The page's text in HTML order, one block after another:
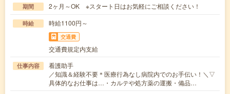
期間 2ヶ月～OK ※スタート日はお気軽にご相談ください！
時給 時給1100円～
交通費
交通費規定内支給
仕事内容
看護助手
／知識＆経験不要＊医療行為なし病院内でのお手伝い！＼▽
具体的なお仕事は…・カルテや処方薬の運搬・備品…